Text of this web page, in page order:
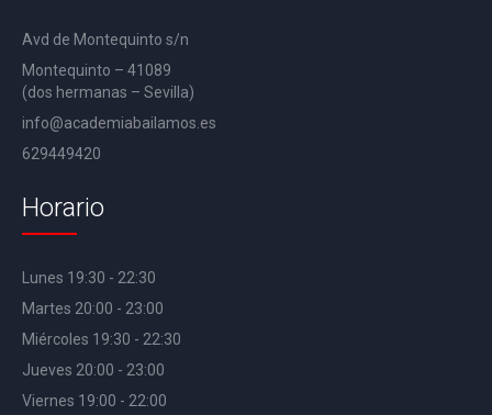
Avd de Montequinto s/n
Montequinto – 41089
(dos hermanas – Sevilla)
info@academiabailamos.es
629449420
Horario
Lunes 19:30 - 22:30
Martes 20:00 - 23:00
Miércoles 19:30 - 22:30
Jueves 20:00 - 23:00
Viernes 19:00 - 22:00